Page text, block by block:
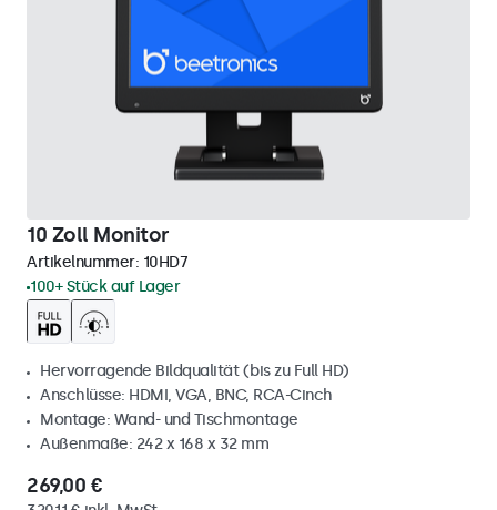
10 Zoll Monitor
Artikelnummer: 10HD7
100+ Stück auf Lager
Hervorragende Bildqualität (bis zu Full HD)
Anschlüsse: HDMI, VGA, BNC, RCA-Cinch
Montage: Wand- und Tischmontage
Außenmaße: 242 x 168 x 32 mm
269,00 €